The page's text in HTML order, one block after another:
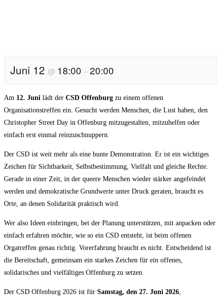
Juni 12 @ 18:00 –20:00
Am 12. Juni lädt der CSD Offenburg zu einem offenen
Organisationstreffen ein. Gesucht werden Menschen, die Lust haben, den
Christopher Street Day in Offenburg mitzugestalten, mitzuhelfen oder
einfach erst einmal reinzuschnuppern.
Der CSD ist weit mehr als eine bunte Demonstration. Er ist ein wichtiges
Zeichen für Sichtbarkeit, Selbstbestimmung, Vielfalt und gleiche Rechte.
Gerade in einer Zeit, in der queere Menschen wieder stärker angefeindet
werden und demokratische Grundwerte unter Druck geraten, braucht es
Orte, an denen Solidarität praktisch wird.
Wer also Ideen einbringen, bei der Planung unterstützen, mit anpacken oder
einfach erfahren möchte, wie so ein CSD entsteht, ist beim offenen
Orgatreffen genau richtig. Vorerfahrung braucht es nicht. Entscheidend ist
die Bereitschaft, gemeinsam ein starkes Zeichen für ein offenes,
solidarisches und vielfältiges Offenburg zu setzen.
Der CSD Offenburg 2026 ist für Samstag, den 27. Juni 2026,